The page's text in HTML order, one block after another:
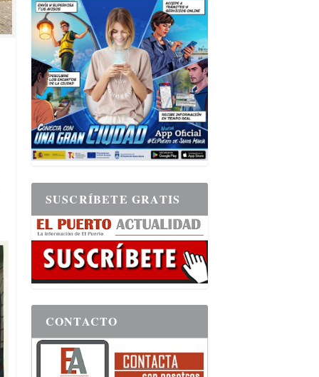
SUSCRÍBETE GRATIS
CONTACTO